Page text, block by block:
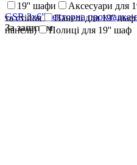
19'' шафи
Аксесуари для
та стійок
Панелі для 19''
панель)
Полиці для 19'' шаф
GSR 3x6” секторна прокладка-
За запитом